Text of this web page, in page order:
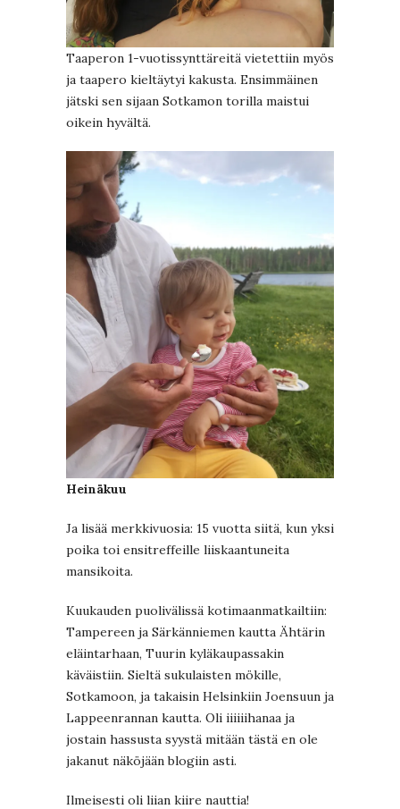
Taaperon 1-vuotissynttäreitä vietettiin myös
ja taapero kieltäytyi kakusta. Ensimmäinen
jätski sen sijaan Sotkamon torilla maistui
oikein hyvältä.
Heinäkuu
Ja lisää merkkivuosia: 15 vuotta siitä, kun yksi
poika toi ensitreffeille liiskaantuneita
mansikoita.
Kuukauden puolivälissä kotimaanmatkailtiin:
Tampereen ja Särkänniemen kautta Ähtärin
eläintarhaan, Tuurin kyläkaupassakin
käväistiin. Sieltä sukulaisten mökille,
Sotkamoon, ja takaisin Helsinkiin Joensuun ja
Lappeenrannan kautta. Oli iiiiiihanaa ja
jostain hassusta syystä mitään tästä en ole
jakanut näköjään blogiin asti.
Ilmeisesti oli liian kiire nauttia!